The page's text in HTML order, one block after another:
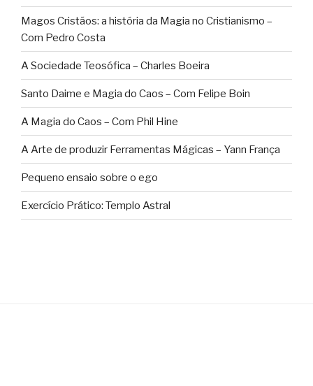
Magos Cristãos: a história da Magia no Cristianismo –
Com Pedro Costa
A Sociedade Teosófica – Charles Boeira
Santo Daime e Magia do Caos – Com Felipe Boin
A Magia do Caos – Com Phil Hine
A Arte de produzir Ferramentas Mágicas – Yann França
Pequeno ensaio sobre o ego
Exercício Prático: Templo Astral